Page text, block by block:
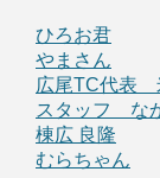
ひろお君
やまさん
広尾TC代表
スタッフ な
棟広 良隆
むらちゃん